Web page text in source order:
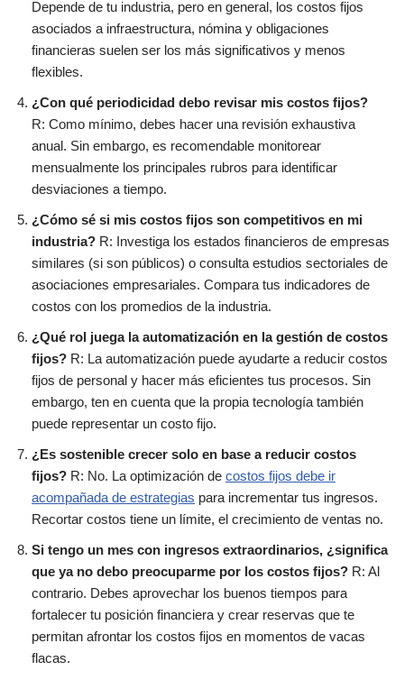
Depende de tu industria, pero en general, los costos fijos
asociados a infraestructura, nómina y obligaciones
financieras suelen ser los más significativos y menos
flexibles.
¿Con qué periodicidad debo revisar mis costos fijos?
R: Como mínimo, debes hacer una revisión exhaustiva
anual. Sin embargo, es recomendable monitorear
mensualmente los principales rubros para identificar
desviaciones a tiempo.
¿Cómo sé si mis costos fijos son competitivos en mi
industria? R: Investiga los estados financieros de empresas
similares (si son públicos) o consulta estudios sectoriales de
asociaciones empresariales. Compara tus indicadores de
costos con los promedios de la industria.
¿Qué rol juega la automatización en la gestión de costos
fijos? R: La automatización puede ayudarte a reducir costos
fijos de personal y hacer más eficientes tus procesos. Sin
embargo, ten en cuenta que la propia tecnología también
puede representar un costo fijo.
¿Es sostenible crecer solo en base a reducir costos
fijos? R: No. La optimización de costos fijos debe ir
acompañada de estrategias para incrementar tus ingresos.
Recortar costos tiene un límite, el crecimiento de ventas no.
Si tengo un mes con ingresos extraordinarios, ¿significa
que ya no debo preocuparme por los costos fijos? R: Al
contrario. Debes aprovechar los buenos tiempos para
fortalecer tu posición financiera y crear reservas que te
permitan afrontar los costos fijos en momentos de vacas
flacas.